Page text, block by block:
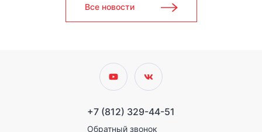
Все новости
+7 (812) 329-44-51
Обратный звонок